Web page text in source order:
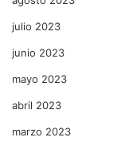
julio 2023
junio 2023
mayo 2023
abril 2023
marzo 2023